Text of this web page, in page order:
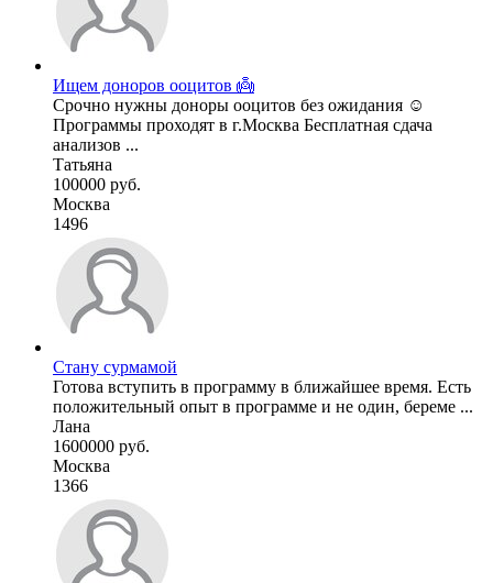
Ищем доноров ооцитов 👼
Срочно нужны доноры ооцитов без ожидания ☺️
Программы проходят в г.Москва Бесплатная сдача
анализов ...
Татьяна
100000 руб.
Москва
1496
Стану сурмамой
Готова вступить в программу в ближайшее время. Есть
положительный опыт в программе и не один, береме ...
Лана
1600000 руб.
Москва
1366